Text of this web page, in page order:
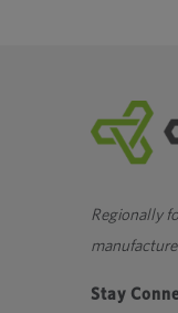
Regionally
Stay